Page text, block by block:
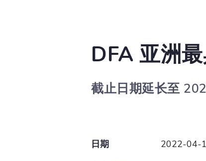
DFA 亚洲
截止日期延长至
日期
2022-04-